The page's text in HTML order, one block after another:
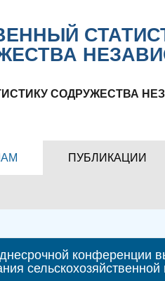
СОДРУЖЕСТВА
ПУБЛИКАЦИИ
конференции